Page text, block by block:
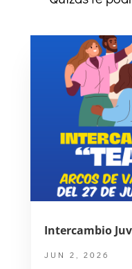
Intercambio
JUN 2, 2026